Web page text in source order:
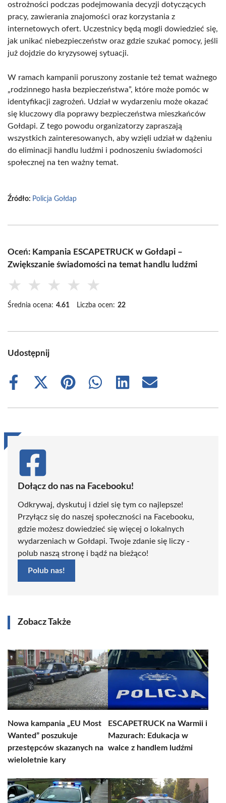
ostrożności podczas podejmowania decyzji dotyczących
pracy, zawierania znajomości oraz korzystania z
internetowych ofert. Uczestnicy będą mogli dowiedzieć się,
jak unikać niebezpieczeństw oraz gdzie szukać pomocy, jeśli
już dojdzie do kryzysowej sytuacji.
W ramach kampanii poruszony zostanie też temat ważnego
„rodzinnego hasła bezpieczeństwa”, które może pomóc w
identyfikacji zagrożeń. Udział w wydarzeniu może okazać
się kluczowy dla poprawy bezpieczeństwa mieszkańców
Gołdapi. Z tego powodu organizatorzy zapraszają
wszystkich zainteresowanych, aby wzięli udział w dążeniu
do eliminacji handlu ludźmi i podnoszeniu świadomości
społecznej na ten ważny temat.
Źródło: Policja Gołdap
Oceń: Kampania ESCAPETRUCK w Gołdapi –
Zwiększanie świadomości na temat handlu ludźmi
★ ★ ★ ★ ★
Średnia ocena: 4.61 Liczba ocen: 22
Udostępnij
Share
Share
(Twitter)
Share
Share
Share
Share
Dołącz do nas na Facebooku!
Odkrywaj, dyskutuj i dziel się tym co najlepsze!
Przyłącz się do naszej społeczności na Facebooku,
gdzie możesz dowiedzieć się więcej o lokalnych
wydarzeniach w Gołdapi. Twoje zdanie się liczy -
polub naszą stronę i bądź na bieżąco!
Polub nas!
Zobacz Także
Nowa kampania „EU Most
Wanted” poszukuje
przestępców skazanych na
wieloletnie kary
ESCAPETRUCK na Warmii i
Mazurach: Edukacja w
walce z handlem ludźmi